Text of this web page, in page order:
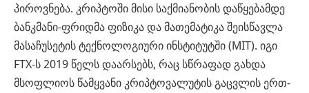
პიროვნება. კრიპტოში მისი საქმიანობის დაწყებამდე
ბანკმანი-ფრიდმა ფიზიკა და მათემატიკა შეისწავლა
მასაჩუსეტის ტექნოლოგიური ინსტიტუტში (MIT). იგი
FTX-ს 2019 წელს დაარსებს, რაც სწრაფად გახდა
მსოფლიოს წამყვანი კრიპტოვალუტის გაცვლის ერთ-